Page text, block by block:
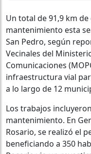
Un total de 91,9 km
mantenimiento esta
San Pedro, según
Vecinales del
Comunicaciones
infraestructura vial
a lo largo de 12
Los trabajos
mantenimiento. En
Rosario, se realizó el
beneficiando a 350